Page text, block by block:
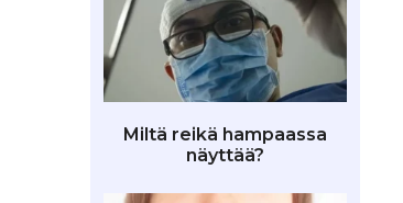
Miltä reikä hampaassa
näyttää?